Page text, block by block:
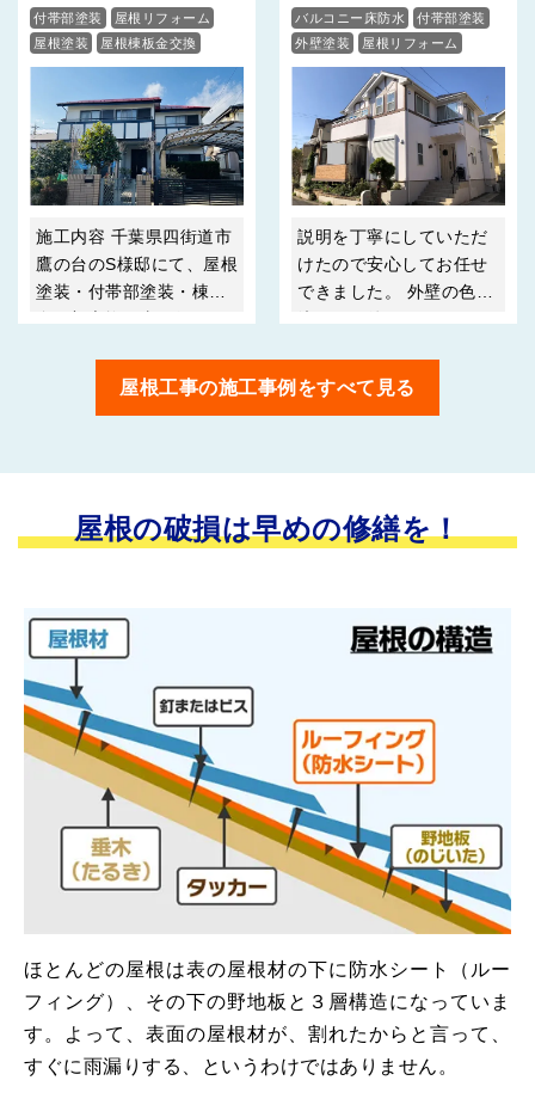
は、屋根カバー・塗装工
事の他に、 ･･･
めました。 職人さんも若
いのにとても丁寧でこち
らの希望する窓を 開けら
れるようにして･･･
屋根塗装・付帯部塗装・棟
板金一部交換工事
付帯部塗装
屋根リフォーム
屋根塗装
屋根棟板金交換
施工内容 千葉県四街道市
鷹の台のS様邸にて、屋根
塗装・付帯部塗装・棟板
金一部交換工事を行いま
ている」とお問合せいた
だき、急いで現場に向か
けでなくシロアリを呼び
寄せたり、･･･
様邸｜屋根塗装・外壁塗
装・玄関ドア工事
バルコニー床防水
付帯部塗装
外壁塗装
屋根リフォーム
屋根塗装
屋根補修 雨樋交換
説明を丁寧にしていただ
けたので安心してお任せ
できました。 外壁の色が
決まった後に、シミュレ
れるとイメージがしやす
かったです。 綺麗に仕上
だき、ありがとうござい
ました！ また･･･
屋根工事の施工事例をすべて見る
屋根の破損は早めの修繕を！
ほとんどの屋根は表の屋根材の下に防水シート（ルー
フィング）、その下の野地板と３層構造になっていま
す。よって、表面の屋根材が、割れたからと言って、
すぐに⾬漏りする、というわけではありません。